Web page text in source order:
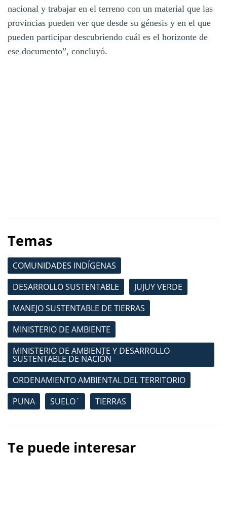
nacional y trabajar en el terreno con un material que las
provincias pueden ver que desde su génesis y en el que
pueden participar descubriendo cuál es el horizonte de
ese documento”, concluyó.
Temas
COMUNIDADES INDÍGENAS
DESARROLLO SUSTENTABLE
JUJUY VERDE
MANEJO SUSTENTABLE DE TIERRAS
MINISTERIO DE AMBIENTE
MINISTERIO DE AMBIENTE Y DESARROLLO
SUSTENTABLE DE NACIÓN
ORDENAMIENTO AMBIENTAL DEL TERRITORIO
PUNA
SUELO´ TIERRAS
Te puede interesar